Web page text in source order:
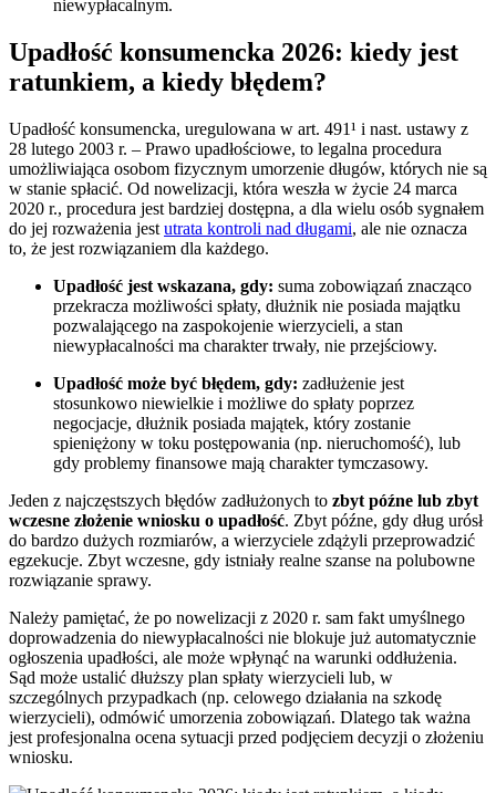
niewypłacalnym.
Upadłość konsumencka 2026: kiedy jest
ratunkiem, a kiedy błędem?
Upadłość konsumencka, uregulowana w art. 491¹ i nast. ustawy z
28 lutego 2003 r. – Prawo upadłościowe, to legalna procedura
umożliwiająca osobom fizycznym umorzenie długów, których nie są
w stanie spłacić. Od nowelizacji, która weszła w życie 24 marca
2020 r., procedura jest bardziej dostępna, a dla wielu osób sygnałem
do jej rozważenia jest utrata kontroli nad długami, ale nie oznacza
to, że jest rozwiązaniem dla każdego.
Upadłość jest wskazana, gdy: suma zobowiązań znacząco
przekracza możliwości spłaty, dłużnik nie posiada majątku
pozwalającego na zaspokojenie wierzycieli, a stan
niewypłacalności ma charakter trwały, nie przejściowy.
Upadłość może być błędem, gdy: zadłużenie jest
stosunkowo niewielkie i możliwe do spłaty poprzez
negocjacje, dłużnik posiada majątek, który zostanie
spieniężony w toku postępowania (np. nieruchomość), lub
gdy problemy finansowe mają charakter tymczasowy.
Jeden z najczęstszych błędów zadłużonych to zbyt późne lub zbyt
wczesne złożenie wniosku o upadłość. Zbyt późne, gdy dług urósł
do bardzo dużych rozmiarów, a wierzyciele zdążyli przeprowadzić
egzekucje. Zbyt wczesne, gdy istniały realne szanse na polubowne
rozwiązanie sprawy.
Należy pamiętać, że po nowelizacji z 2020 r. sam fakt umyślnego
doprowadzenia do niewypłacalności nie blokuje już automatycznie
ogłoszenia upadłości, ale może wpłynąć na warunki oddłużenia.
Sąd może ustalić dłuższy plan spłaty wierzycieli lub, w
szczególnych przypadkach (np. celowego działania na szkodę
wierzycieli), odmówić umorzenia zobowiązań. Dlatego tak ważna
jest profesjonalna ocena sytuacji przed podjęciem decyzji o złożeniu
wniosku.